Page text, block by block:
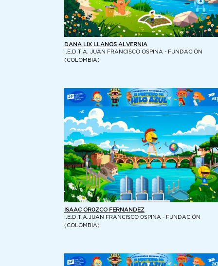
DANA LIX LLANOS ALVERNIA
I.E.D.T.A. JUAN FRANCISCO OSPINA - FUNDACIÓN
(COLOMBIA)
ISAAC OR0ZCO FERNANDEZ
I.E.D.T.A.JUAN FRANCISCO 0SPINA - FUNDACIÓN
(COLOMBIA)